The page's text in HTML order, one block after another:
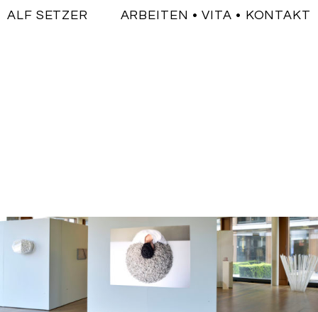
ALF SETZER ARBEITEN VITA KONTAKT